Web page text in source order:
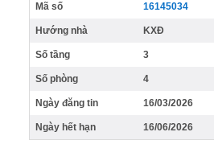
Mã số 16145034
Hướng nhà KXĐ
Số tầng 3
Số phòng 4
Ngày đăng tin 16/03/2026
Ngày hết hạn 16/06/2026